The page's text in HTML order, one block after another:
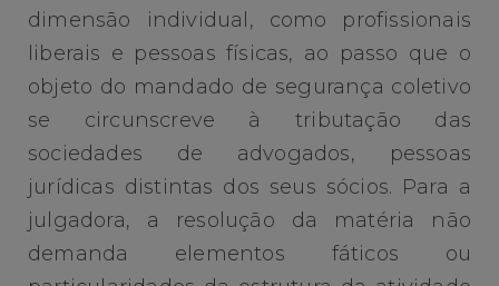
dimensão individual, como profissionais
liberais e pessoas físicas, ao passo que o
objeto do mandado de segurança coletivo
se circunscreve à tributação das
sociedades de advogados, pessoas
jurídicas distintas dos seus sócios. Para a
julgadora, a resolução da matéria não
demanda elementos fáticos ou